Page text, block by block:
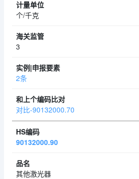
个/千克
3
2条
对比-90132000.70
90132000.90
其他激光器